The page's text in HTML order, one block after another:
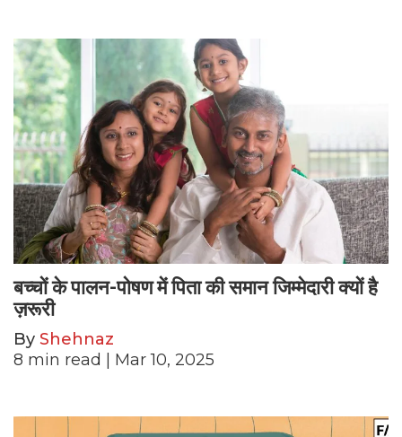
बच्चों के पालन-पोषण में पिता की समान जिम्मेदारी क्यों है
ज़रूरी
By Shehnaz
8 min read | Mar 10, 2025